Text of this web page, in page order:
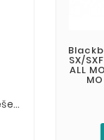
Díly zadního zavěšení
SX/
ALL